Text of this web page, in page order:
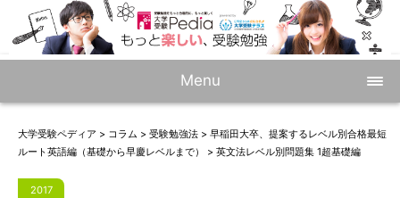
Menu
大学受験ペディア > コラム > 受験勉強法 > 早稲田大卒、提案するレベル別合格最短
ルート英語編（基礎から早慶レベルまで）
> 英文法レベル別問題集 1超基礎編
2017